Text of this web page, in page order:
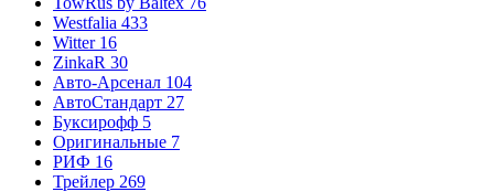
Westfalia 433
Witter 16
ZinkaR 30
Авто-Арсенал 104
АвтоСтандарт 27
Буксирофф 5
Оригинальные 7
РИФ 16
Трейлер 269